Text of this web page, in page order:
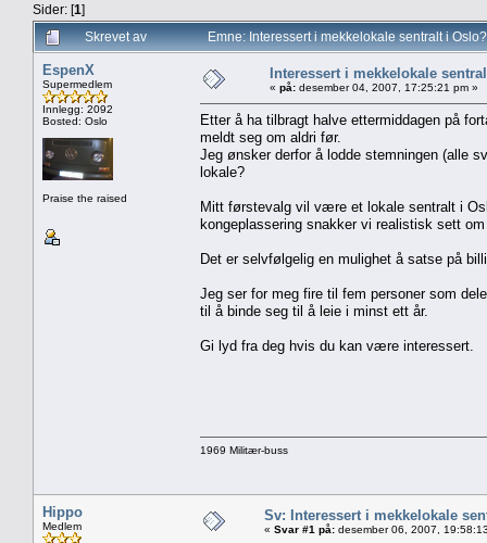
Sider: [1]
Skrevet av
Emne: Interessert i mekkelokale sentralt i
EspenX
Supermedlem
Innlegg: 2092
Bosted: Oslo
Praise the raised
Interessert i mekkelokale
« på: desember 04, 2007, 17:25:21 pm »
Etter å ha tilbragt halve ettermiddagen på
meldt seg om aldri før.
Jeg ønsker derfor å lodde stemningen (alle
lokale?
Mitt førstevalg vil være et lokale sentralt i
kongeplassering snakker vi realistisk sett
Det er selvfølgelig en mulighet å satse på
Jeg ser for meg fire til fem personer som
til å binde seg til å leie i minst ett år.
Gi lyd fra deg hvis du kan være interessert.
1969 Militær-buss
Hippo
Medlem
Sv: Interessert i mekkelokale
« Svar #1 på: desember 06, 2007,